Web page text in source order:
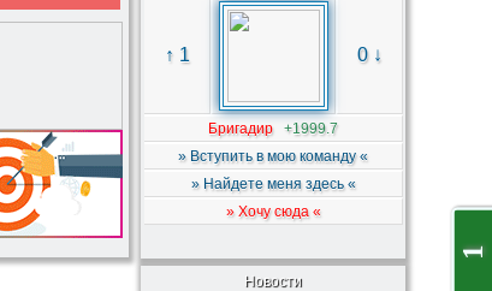
↑ 1 0 ↓
Бригадир +1999.7
» Вступить в мою команду «
» Найдете меня здесь «
» Хочу сюда «
Новости
1